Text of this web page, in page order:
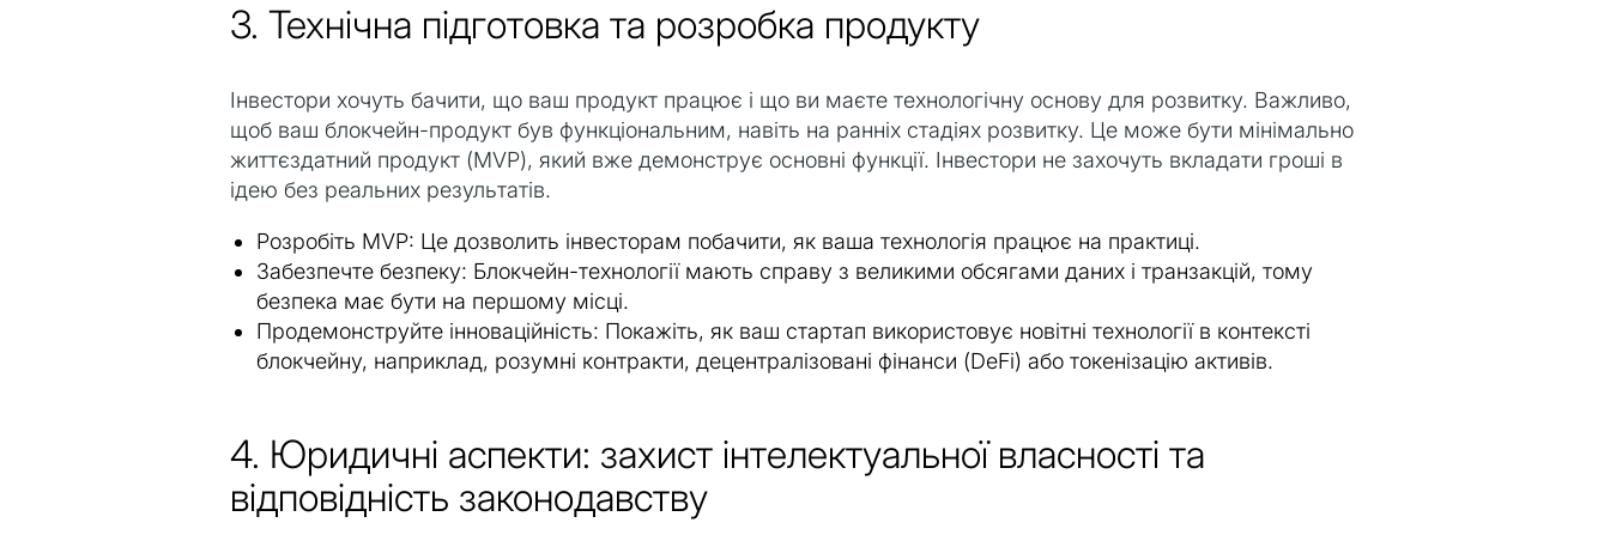
3. Технічна підготовка та розробка продукту
Інвестори хочуть бачити, що ваш продукт працює і що ви маєте технологічну основу для розвитку. Важливо,
щоб ваш блокчейн-продукт був функціональним, навіть на ранніх стадіях розвитку. Це може бути мінімально
життєздатний продукт (MVP), який вже демонструє основні функції. Інвестори не захочуть вкладати гроші в
ідею без реальних результатів.
Розробіть MVP: Це дозволить інвесторам побачити, як ваша технологія працює на практиці.
Забезпечте безпеку: Блокчейн-технології мають справу з великими обсягами даних і транзакцій, тому
безпека має бути на першому місці.
Продемонструйте інноваційність: Покажіть, як ваш стартап використовує новітні технології в контексті
блокчейну, наприклад, розумні контракти, децентралізовані фінанси (DeFi) або токенізацію активів.
4. Юридичні аспекти: захист інтелектуальної власності та
відповідність законодавству